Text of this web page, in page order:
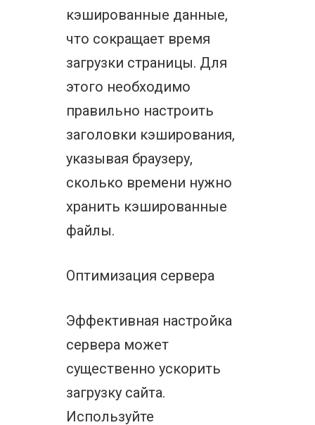
кэшированные данные,
что сокращает время
загрузки страницы. Для
этого необходимо
правильно настроить
заголовки кэширования,
указывая браузеру,
сколько времени нужно
хранить кэшированные
файлы.
Оптимизация сервера
Эффективная настройка
сервера может
существенно ускорить
загрузку сайта.
Используйте